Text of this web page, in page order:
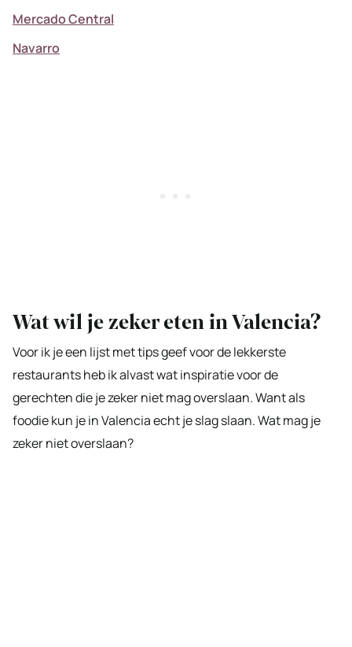
Mercado Central
Navarro
Wat wil je zeker eten in Valencia?
Voor ik je een lijst met tips geef voor de lekkerste
restaurants heb ik alvast wat inspiratie voor de
gerechten die je zeker niet mag overslaan. Want als
foodie kun je in Valencia echt je slag slaan. Wat mag je
zeker niet overslaan?